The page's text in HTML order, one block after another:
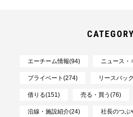
CATEGORY
エーチーム情報(94) ニュース・
プライベート(274) リースバッ
借りる(151) 売る・買う(76)
沿線・施設紹介(24) 社長のつぶ